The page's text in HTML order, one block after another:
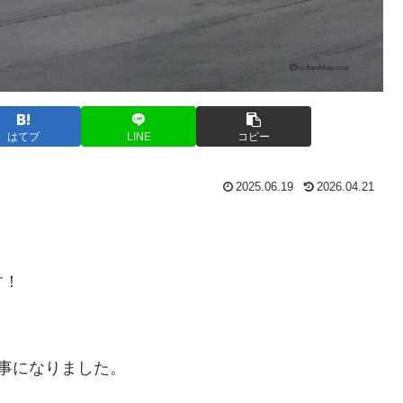
はてブ LINE コピー
2025.06.19 2026.04.21
になりました。